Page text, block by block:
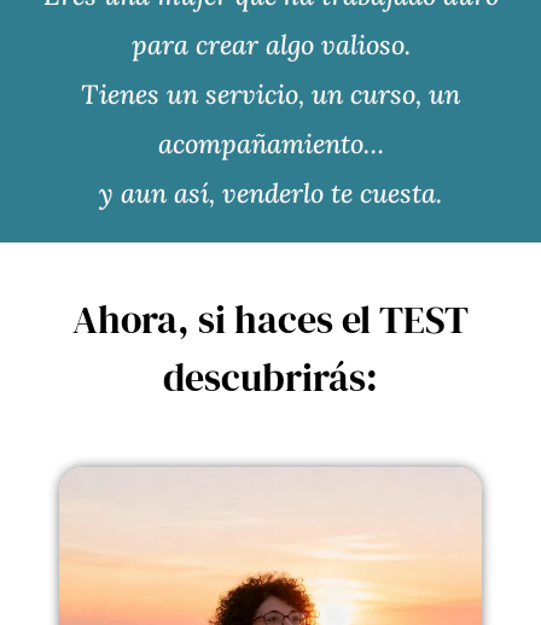
para crear algo valioso.
Tienes un servicio, un curso, un
acompañamiento…
y aun así, venderlo te cuesta.
Ahora, si haces el TEST
descubrirás: